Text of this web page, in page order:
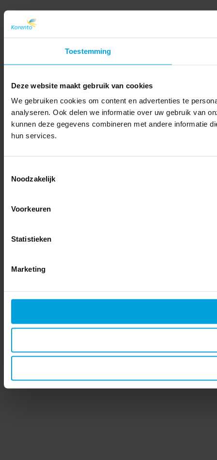
Toestemming
Deze website maakt gebruik van cookies
We gebruiken cookies om content en advertenties te
analyseren. Ook delen we informatie over uw gebruik van
kunnen deze gegevens combineren met andere informatie
hun services.
Noodzakelijk
Voorkeuren
Statistieken
Marketing